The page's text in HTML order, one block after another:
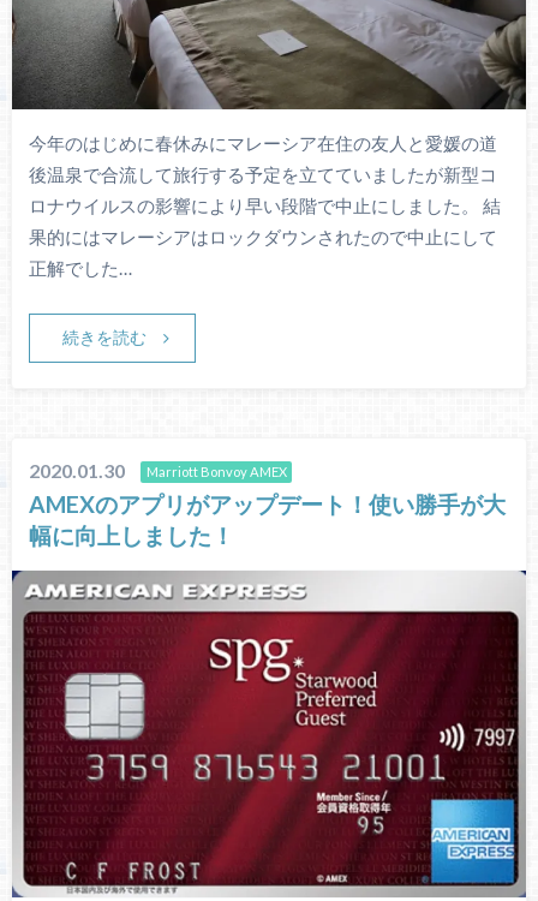
今年のはじめに春休みにマレーシア在住の友人と愛媛の道
後温泉で合流して旅行する予定を立てていましたが新型コ
ロナウイルスの影響により早い段階で中止にしました。 結
果的にはマレーシアはロックダウンされたので中止にして
正解でした…
続きを読む
2020.01.30 Marriott Bonvoy AMEX
AMEXのアプリがアップデート！使い勝手が大
幅に向上しました！